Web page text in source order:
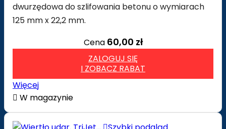
dwurzędowa do szlifowania betonu o wymiarach
125 mm x 22,2 mm.
Cena 60,00 zł
ZALOGUJ SIĘ
I ZOBACZ RABAT
Więcej
 W magazynie